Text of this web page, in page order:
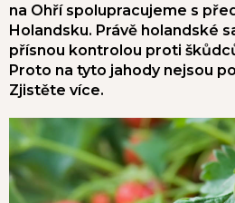
na Ohří spolupracujeme s
Holandsku. Právě holandské
přísnou kontrolou proti
Proto na tyto jahody nejsou
Zjistěte více.